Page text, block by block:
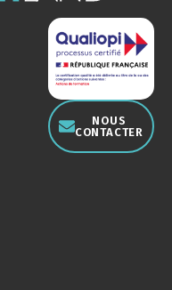
NOUS
CONTACTER